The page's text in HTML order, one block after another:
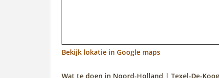
Bekijk lokatie in Google maps
Wat te doen in Noord-Holland | Texel-De-